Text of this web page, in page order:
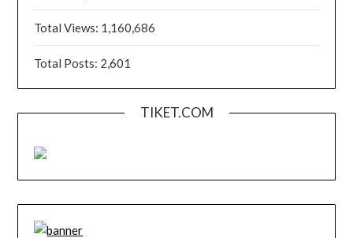
Total Views: 1,160,686
Total Posts: 2,601
TIKET.COM